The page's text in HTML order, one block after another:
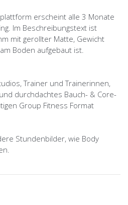
erscheint alle 3 Monate
Im Beschreibungstext ist
mit gerollter Matte, Gewicht
Boden aufgebaut ist.
Trainer und Trainerinnen,
durchdachtes Bauch- & Core-
Group Fitness Format
Stundenbilder, wie Body